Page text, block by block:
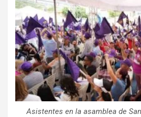
Asistentes en la asamblea de